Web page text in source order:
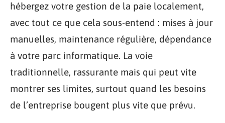
hébergez votre gestion de la paie localement,
avec tout ce que cela sous-entend : mises à jour
manuelles, maintenance régulière, dépendance
à votre parc informatique. La voie
traditionnelle, rassurante mais qui peut vite
montrer ses limites, surtout quand les besoins
de l’entreprise bougent plus vite que prévu.